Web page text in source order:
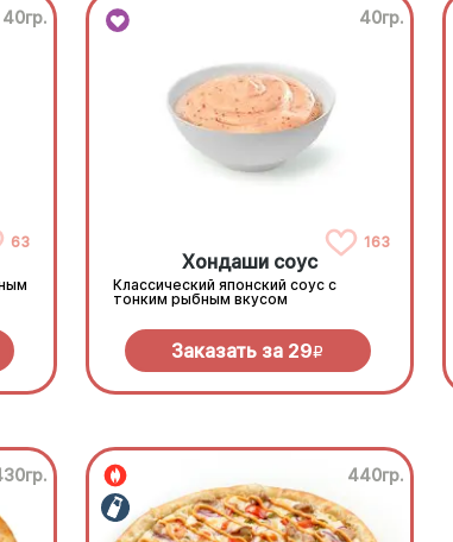
40гр.
63
40гр.
163
Хондаши соус
Классический японский соус с
тонким рыбным вкусом
Заказать за 29R
440гр.